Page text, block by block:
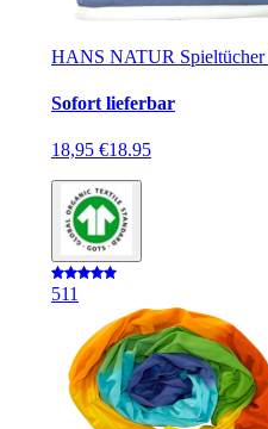
HANS NATUR Spieltücher
Sofort lieferbar
18,95 €18.95
511